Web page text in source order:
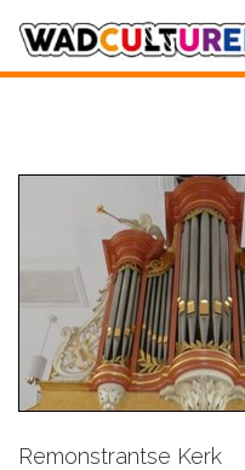
CONTACT
ORGANISATIE
Remonstrantse Kerk